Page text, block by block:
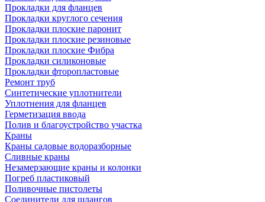
Прокладки для фланцев
Прокладки круглого сечения
Прокладки плоские паронит
Прокладки плоские резиновые
Прокладки плоские Фибра
Прокладки силиконовые
Прокладки фторопластовые
Ремонт труб
Синтетические уплотнители
Уплотнения для фланцев
Герметизация ввода
Полив и благоустройство участка
Краны
Краны садовые водоразборные
Сливные краны
Незамерзающие краны и колонки
Погреб пластиковый
Поливочные пистолеты
Соединители для шлангов